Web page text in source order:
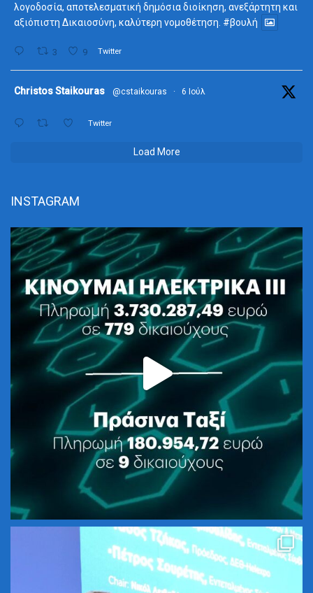
λογοδοσία, αποτελεσματική δημόσια διοίκηση, ανεξάρτητη και
αξιόπιστη Δικαιοσύνη, καλύτερη νομοθέτηση. #βουλή
3 9 Twitter
Christos Staikouras @cstaikouras · 6 Ιούλ
Twitter
Load More
INSTAGRAM